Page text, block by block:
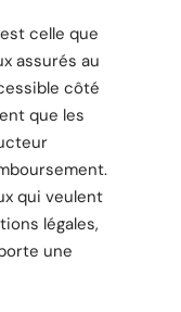
est celle que
assurés au
côté
que les
qui veulent
légales,
une